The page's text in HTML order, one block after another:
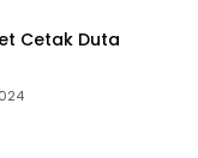
Cetak Duta